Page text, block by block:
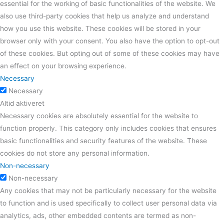
essential for the working of basic functionalities of the website. We
also use third-party cookies that help us analyze and understand
how you use this website. These cookies will be stored in your
browser only with your consent. You also have the option to opt-out
of these cookies. But opting out of some of these cookies may have
an effect on your browsing experience.
Necessary
Necessary
Altid aktiveret
Necessary cookies are absolutely essential for the website to
function properly. This category only includes cookies that ensures
basic functionalities and security features of the website. These
cookies do not store any personal information.
Non-necessary
Non-necessary
Any cookies that may not be particularly necessary for the website
to function and is used specifically to collect user personal data via
analytics, ads, other embedded contents are termed as non-